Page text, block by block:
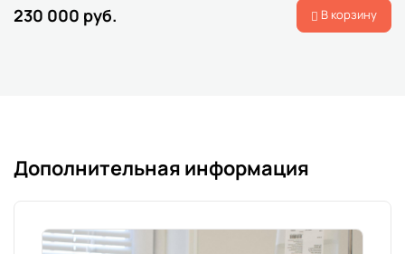
230 000 руб. В корзину
Дополнительная информация